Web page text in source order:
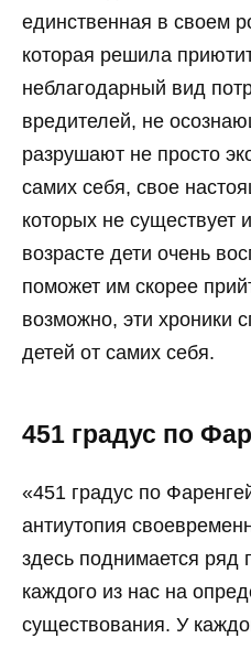
единственная в своем
которая решила
неблагодарный вид
вредителей, не
разрушают не просто
самих себя, свое
которых не существует
возрасте дети очень
поможет им скорее
возможно, эти хроники
детей от самих себя.
451 градус по
«451 градус по
антиутопия
здесь поднимается
каждого из нас на
существования. У